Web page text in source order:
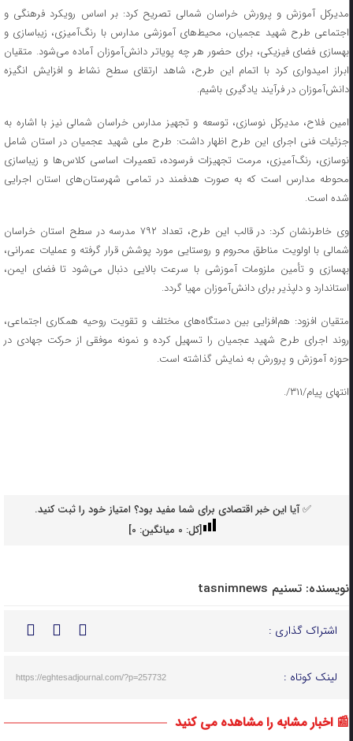
مدیرکل آموزش و پرورش خراسان شمالی تصریح کرد: بر اساس رویکرد فرهنگی و
اجتماعی طرح شهید عجمیان، محیط‌های آموزشی مدارس با رنگ‌آمیزی، زیباسازی و
بهسازی فضای فیزیکی، برای حضور هر چه پویا‌تر دانش‌آموزان آماده می‌شود. متقیان
ابراز امیدواری کرد با اتمام این طرح، شاهد ارتقای سطح نشاط و افزایش انگیزه
دانش‌آموزان در فرآیند یادگیری باشیم.
امین فلاح، مدیرکل نوسازی، توسعه و تجهیز مدارس خراسان شمالی نیز با اشاره به
جزئیات فنی اجرای این طرح اظهار داشت: طرح ملی شهید عجمیان در استان شامل
نوسازی، رنگ‌آمیزی، مرمت تجهیزات فرسوده، تعمیرات اساسی کلاس‌ها و زیباسازی
محوطه مدارس است که به صورت هدفمند در تمامی شهرستان‌های استان اجرایی
شده است.
وی خاطرنشان کرد: در قالب این طرح، تعداد ۷۹۲ مدرسه در سطح استان خراسان
شمالی با اولویت مناطق محروم و روستایی مورد پوشش قرار گرفته و‌ عملیات عمرانی،
بهسازی و تأمین ملزومات آموزشی با سرعت بالایی دنبال می‌شود تا فضای ایمن،
استاندارد و دلپذیر برای دانش‌آموزان مهیا گردد.
متقیان افزود: هم‌افزایی بین دستگاه‌های مختلف و تقویت روحیه همکاری اجتماعی،
روند اجرای طرح شهید عجمیان را تسهیل کرده و نمونه موفقی از حرکت جهادی در
حوزه آموزش و پرورش به نمایش گذاشته است.
انتهای پیام/۳۱۱/.
✅ آیا این خبر اقتصادی برای شما مفید بود؟ امتیاز خود را ثبت کنید.
[کل: 0میانگین: 0
]
نویسنده: تسنیم tasnimnews
اشتراک گذاری :
لینک کوتاه : https://eghtesadjournal.com/?p=257732
📰 اخبار مشابه را مشاهده می کنید